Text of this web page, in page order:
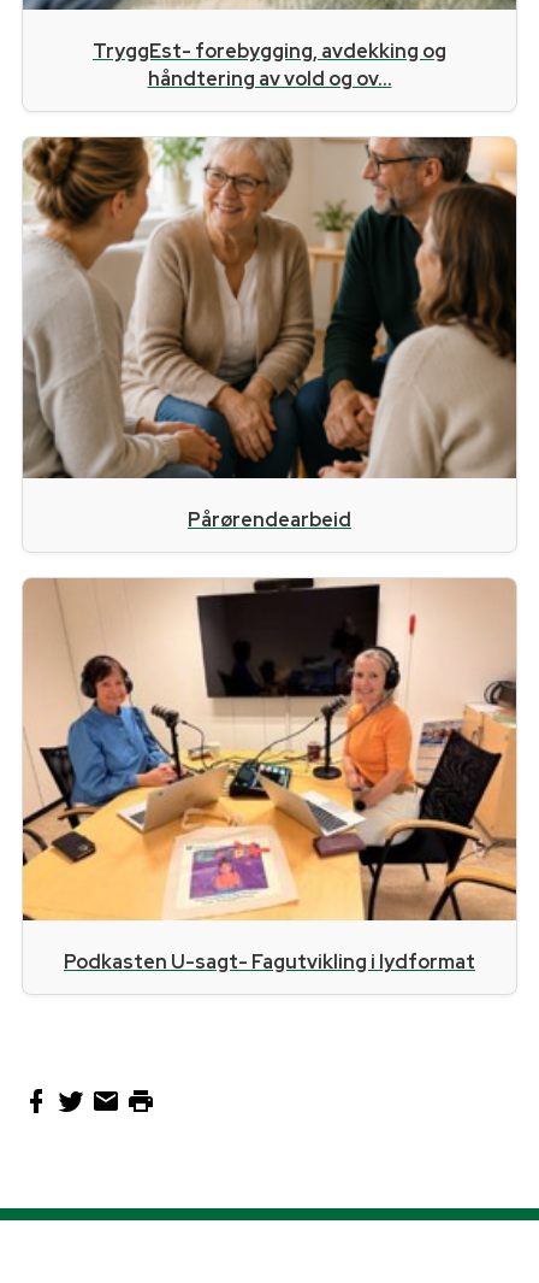
TryggEst- forebygging, avdekking og
håndtering av vold og ov...
Pårørendearbeid
Podkasten U-sagt- Fagutvikling i lydformat